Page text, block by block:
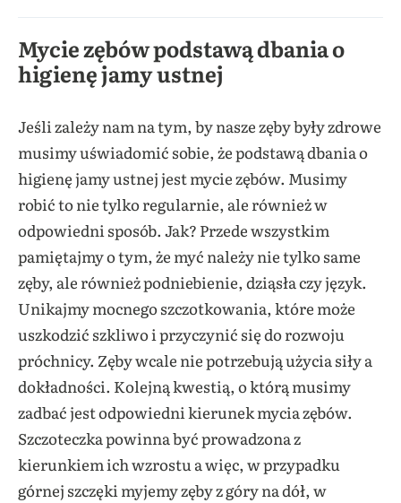
Mycie zębów podstawą dbania o
higienę jamy ustnej
Jeśli zależy nam na tym, by nasze zęby były zdrowe
musimy uświadomić sobie, że podstawą dbania o
higienę jamy ustnej jest mycie zębów. Musimy
robić to nie tylko regularnie, ale również w
odpowiedni sposób. Jak? Przede wszystkim
pamiętajmy o tym, że myć należy nie tylko same
zęby, ale również podniebienie, dziąsła czy język.
Unikajmy mocnego szczotkowania, które może
uszkodzić szkliwo i przyczynić się do rozwoju
próchnicy. Zęby wcale nie potrzebują użycia siły a
dokładności. Kolejną kwestią, o którą musimy
zadbać jest odpowiedni kierunek mycia zębów.
Szczoteczka powinna być prowadzona z
kierunkiem ich wzrostu a więc, w przypadku
górnej szczęki myjemy zęby z góry na dół, w